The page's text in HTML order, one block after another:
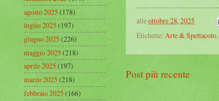
alleottobre 28, 2025
Etichette: Arte & Spettacolo,
Post più recente
agosto 2025(178)
luglio 2025(197)
giugno 2025(226)
maggio 2025(218)
aprile 2025(197)
marzo 2025(218)
febbraio 2025(166)